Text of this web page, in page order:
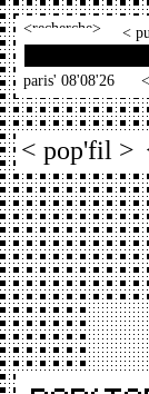
< > <
paris' 08'08'26
< pop'fil >